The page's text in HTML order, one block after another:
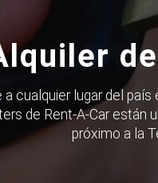
cualquier lugar del
de Rent-A-Car están
próximo a la